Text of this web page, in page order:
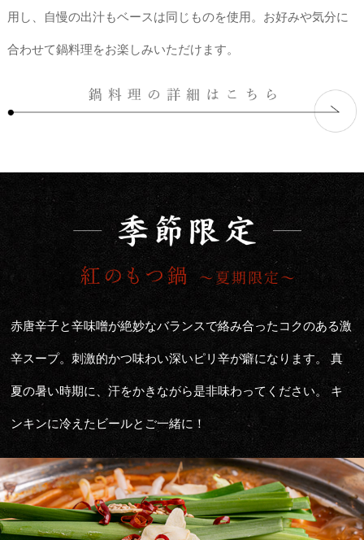
用し、自慢の出汁もベースは同じものを使用。お好みや気分に
合わせて鍋料理をお楽しみいただけます。
赤唐辛子と辛味噌が絶妙なバランスで絡み合ったコクのある激
辛スープ。刺激的かつ味わい深いピリ辛が癖になります。 真
夏の暑い時期に、汗をかきながら是非味わってください。 キ
ンキンに冷えたビールとご一緒に！